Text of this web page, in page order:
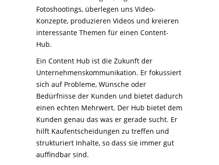
Fotoshootings, überlegen uns Video-
Konzepte, produzieren Videos und kreieren
interessante Themen für einen Content-
Hub.
Ein Content Hub ist die Zukunft der
Unternehmenskommunikation. Er fokussiert
sich auf Probleme, Wünsche oder
Bedürfnisse der Kunden und bietet dadurch
einen echten Mehrwert. Der Hub bietet dem
Kunden genau das was er gerade sucht. Er
hilft Kaufentscheidungen zu treffen und
strukturiert Inhalte, so dass sie immer gut
auffindbar sind.